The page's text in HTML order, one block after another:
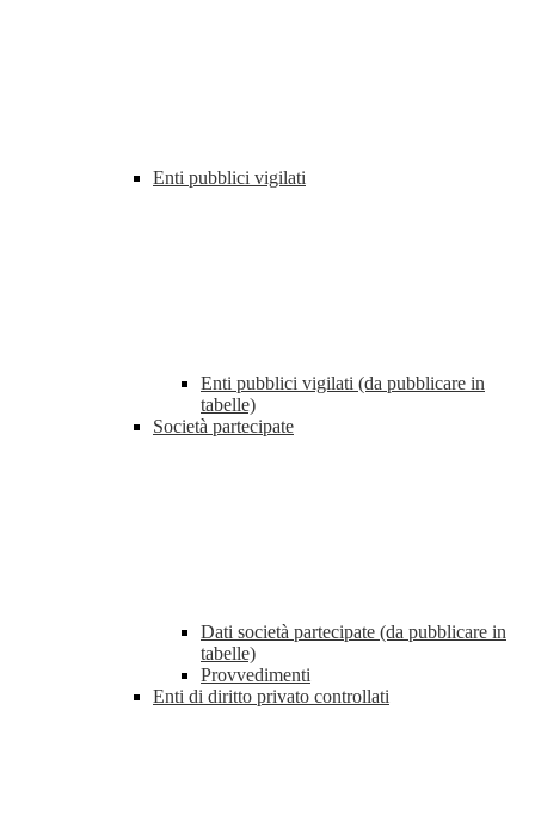
Enti pubblici vigilati
Enti pubblici vigilati (da pubblicare in
tabelle)
Società partecipate
Dati società partecipate (da pubblicare in
tabelle)
Provvedimenti
Enti di diritto privato controllati